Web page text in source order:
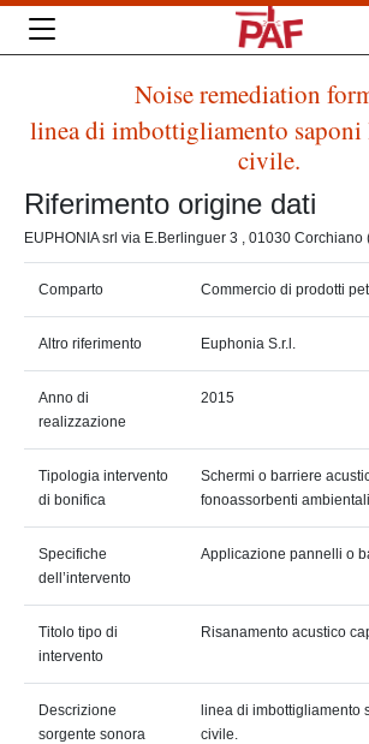
Noise remediation
linea di imbottigliamento
civile.
Riferimento origine dati
EUPHONIA srl via E.Berlinguer 3 , 01030 Corchiano
Comparto Commercio di prodotti
Altro riferimento Euphonia S.r.l.
Anno di
realizzazione
2015
Tipologia intervento
di bonifica
Schermi o barriere
fonoassorbenti ambientali
Specifiche
dell’intervento
Applicazione pannelli o
Titolo tipo di
intervento
Risanamento acustico
Descrizione
sorgente sonora
linea di imbottigliamento
civile.